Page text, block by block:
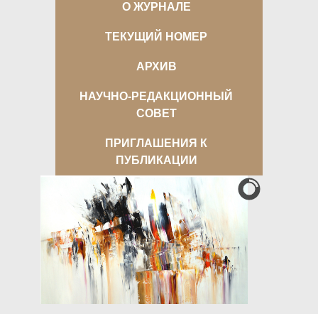
О ЖУРНАЛЕ
ТЕКУЩИЙ НОМЕР
АРХИВ
НАУЧНО-РЕДАКЦИОННЫЙ
СОВЕТ
ПРИГЛАШЕНИЯ К
ПУБЛИКАЦИИ